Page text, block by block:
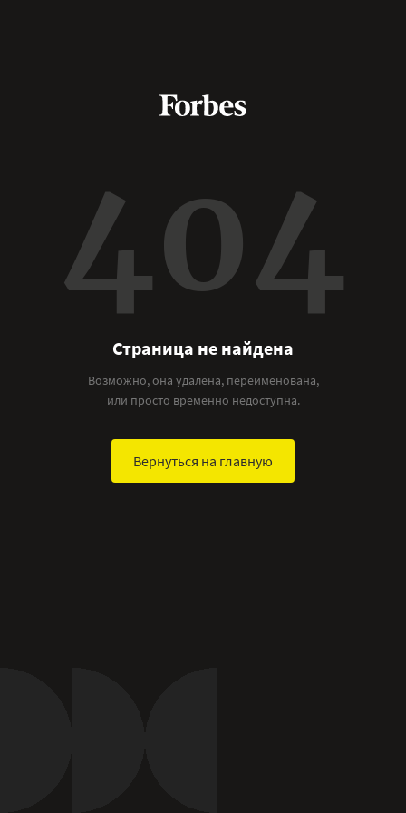
404
Страница не найдена
Возможно, она удалена, переименована,
или просто временно недоступна.
Вернуться на главную